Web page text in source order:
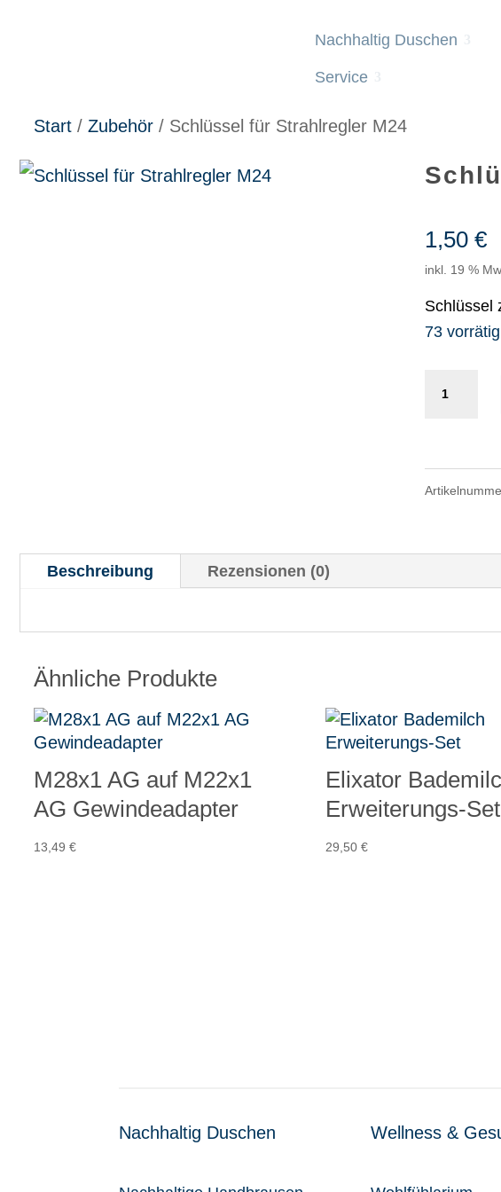
Nachhaltig Duschen
Service
Start / Zubehör / Schlüssel für Strahlregler M24
1,50€
inkl. 19 %
Schlüssel
73 vorrätig
Schlüssel
Beschreibung Rezensionen (0)
Ähnliche Produkte
M28x1 AG auf M22x1
AG Gewindeadapter
13,49 €
Elixator
Erweiterungs-Set
29,50€
Nachhaltig Duschen Wellness &